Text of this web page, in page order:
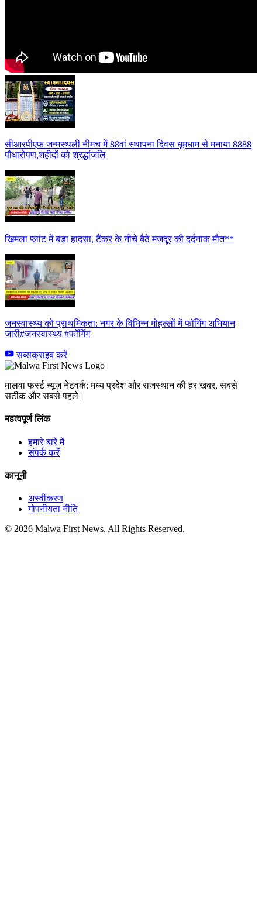
सीआरपीएफ जन्मस्थली नीमच में 88वां स्थापना दिवस धूमधाम से मनाया 8888
पौधारोपण,शहीदों को श्रद्धांजलि
खिमला प्लांट में बड़ा हादसा, टैंकर के नीचे बैठे मजदूर की दर्दनाक मौत**
जनस्वास्थ्य को प्राथमिकता: नगर के विभिन्न मोहल्लों में फॉगिंग अभियान
जारी#जनस्वास्थ्य #फॉगिंग
सब्सक्राइब करें
मालवा फर्स्ट न्यूज़ नेटवर्क: मध्य प्रदेश और राजस्थान की हर खबर, सबसे
सटीक और सबसे पहले।
महत्वपूर्ण लिंक
हमारे बारे में
संपर्क करें
कानूनी
अस्वीकरण
गोपनीयता नीति
© 2026 Malwa First News. All Rights Reserved.